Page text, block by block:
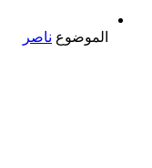
الموضوع ناصر